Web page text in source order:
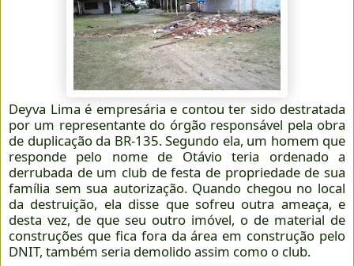
Deyva Lima é empresária e contou ter sido destratada
por um representante do órgão responsável pela obra
de duplicação da BR-135. Segundo ela, um homem que
responde pelo nome de Otávio teria ordenado a
derrubada de um club de festa de propriedade de sua
família sem sua autorização. Quando chegou no local
da destruição, ela disse que sofreu outra ameaça, e
desta vez, de que seu outro imóvel, o de material de
construções que fica fora da área em construção pelo
DNIT, também seria demolido assim como o club.